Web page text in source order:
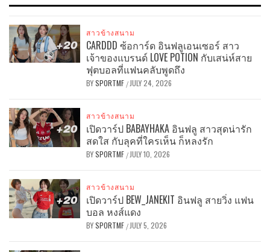
สาวข้างสนาม
CARDDD ซ้อการ์ด อินฟลูเอนเซอร์ สาว
เจ้าของแบรนด์ LOVE POTION กับเสน่ห์สาย
ฟุตบอลที่แฟนคลับพูดถึง
BYSPORTMF / JULY 24, 2026
สาวข้างสนาม
เปิดวาร์ป BABAYHAKA อินฟลู สาวสุดน่ารัก
สดใส กับลุคที่ใครเห็น ก็หลงรัก
BYSPORTMF / JULY 10, 2026
สาวข้างสนาม
เปิดวาร์ป BEW_JANEKIT อินฟลู สายวิ่ง แฟน
บอล หงส์แดง
BYSPORTMF / JULY 5, 2026